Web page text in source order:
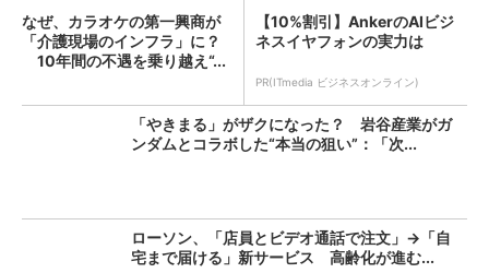
なぜ、カラオケの第一興商が
「介護現場のインフラ」に？
10年間の不遇を乗り越え“...
【10%割引】AnkerのAIビジ
ネスイヤフォンの実力は
PR(ITmedia ビジネスオンライン)
「やきまる」がザクになった？ 岩谷産業がガ
ンダムとコラボした“本当の狙い”：「次...
ローソン、「店員とビデオ通話で注文」→「自
宅まで届ける」新サービス 高齢化が進む...